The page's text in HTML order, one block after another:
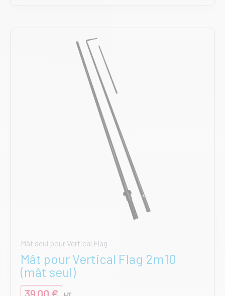
choisies
sur
page
du
produit
Mât seul pour Vertical Flag
Mât pour Vertical Flag 2m10
(mât seul)